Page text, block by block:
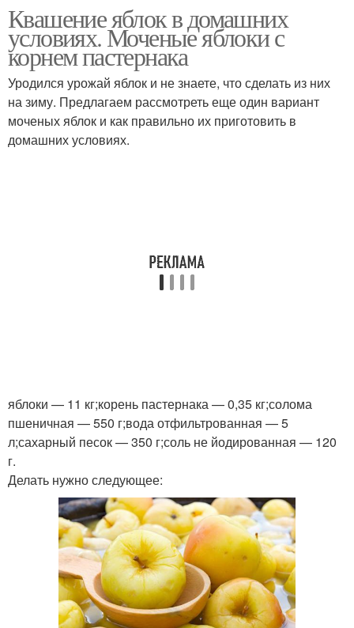
Яблоки с горчицей Яблоки с соломой
Яблоки по старинным
рецептам
Яблоки от бабушки
Квашение яблок в домашних
условиях. Моченые яблоки с
корнем пастернака
Уродился урожай яблок и не знаете, что сделать из них
на зиму. Предлагаем рассмотреть еще один вариант
моченых яблок и как правильно их приготовить в
домашних условиях.
яблоки — 11 кг;корень пастернака — 0,35 кг;солома
пшеничная — 550 г;вода отфильтрованная — 5
л;сахарный песок — 350 г;соль не йодированная — 120
г.
Делать нужно следующее: